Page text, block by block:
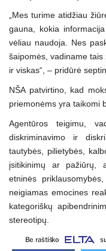
„Mes turime atidžiau
gauna, kokia
vėliau naudoja. Nes
šaipomės, vadiname
ir viskas“, – pridūrė
NŠA patvirtino, kad
priemonėms yra taikomi
Agentūros teigimu,
diskriminavimo ir
tautybės, pilietybės,
įsitikinimų ar pažiūrų,
etninės
neigiamas emocines
kategoriškų
stereotipų.